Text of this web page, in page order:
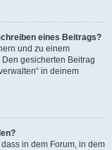
eines Beitrags?
und zu einem
gesicherten Beitrag
in deinem
in dem Forum, in dem